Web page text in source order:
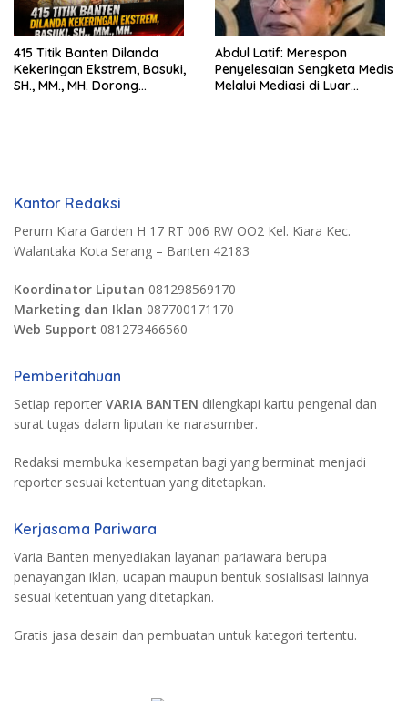
415 Titik Banten Dilanda
Kekeringan Ekstrem, Basuki,
SH., MM., MH. Dorong
Abdul Latif: Merespon
Penyelesaian Sengketa Medis
Melalui Mediasi di Luar
Kantor Redaksi
Perum Kiara Garden H 17 RT 006 RW OO2 Kel. Kiara Kec.
Walantaka Kota Serang – Banten 42183
Koordinator Liputan 081298569170
Marketing dan Iklan 087700171170
Web Support 081273466560
Pemberitahuan
Setiap reporter VARIA BANTEN dilengkapi kartu pengenal dan
surat tugas dalam liputan ke narasumber.
Redaksi membuka kesempatan bagi yang berminat menjadi
reporter sesuai ketentuan yang ditetapkan.
Kerjasama Pariwara
Varia Banten menyediakan layanan pariawara berupa
penayangan iklan, ucapan maupun bentuk sosialisasi lainnya
sesuai ketentuan yang ditetapkan.
Gratis jasa desain dan pembuatan untuk kategori tertentu.